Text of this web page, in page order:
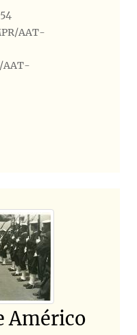
AAT-
AAT-
Américo